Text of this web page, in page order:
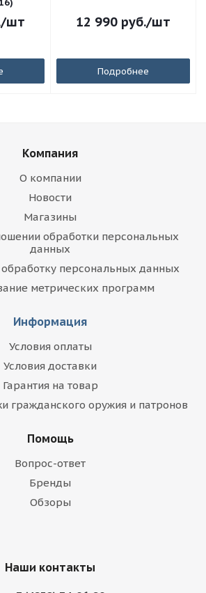
/шт 12 990 руб./шт
Подробнее
Компания
О компании
Новости
Магазины
обработки персональных
данных
персональных данных
метрических программ
Информация
Условия оплаты
Условия доставки
Гарантия на товар
гражданского оружия и патронов
Помощь
Вопрос-ответ
Бренды
Обзоры
Наши контакты